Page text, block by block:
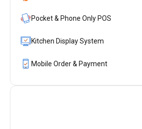
Pocket & Phone Only POS
Kitchen Display System
Mobile Order & Payment